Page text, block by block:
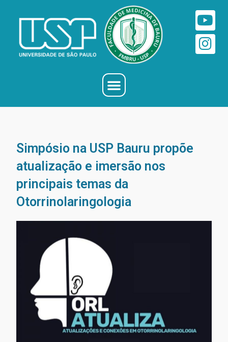
Simpósio na USP Bauru propõe
atualização e imersão nos
principais temas da
Otorrinolaringologia